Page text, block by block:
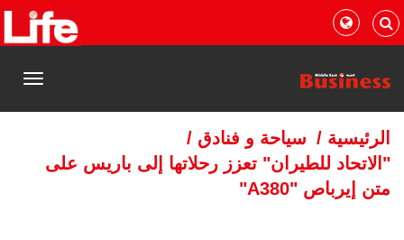
القائمة
الرئيسية / سياحة و فنادق /
"الاتحاد للطيران" تعزز رحلاتها إلى باريس على
متن إيرباص "A380"